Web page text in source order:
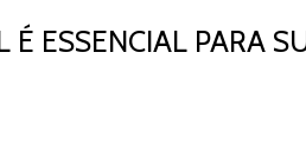
ESSENCIAL PARA